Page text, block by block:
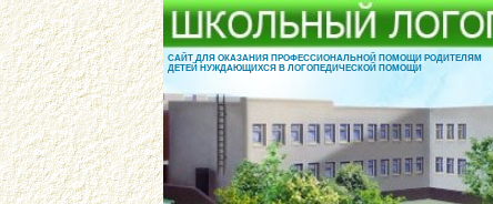
САЙТ ДЛЯ ОКАЗАНИЯ ПРОФЕССИОНАЛЬНОЙ ПОМОЩИ РОДИТЕЛЯМ
ДЕТЕЙ НУЖДАЮЩИХСЯ В ЛОГОПЕДИЧЕСКОЙ ПОМОЩИ